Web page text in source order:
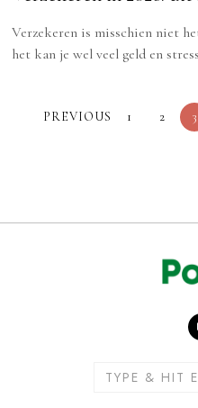
Verzekeren is misschien niet
het kan je wel veel geld en
PREVIOUS 1 2 3